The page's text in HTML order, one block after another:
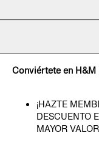
Conviértete en H&M
¡HAZTE
DESCUENTO
MAYOR